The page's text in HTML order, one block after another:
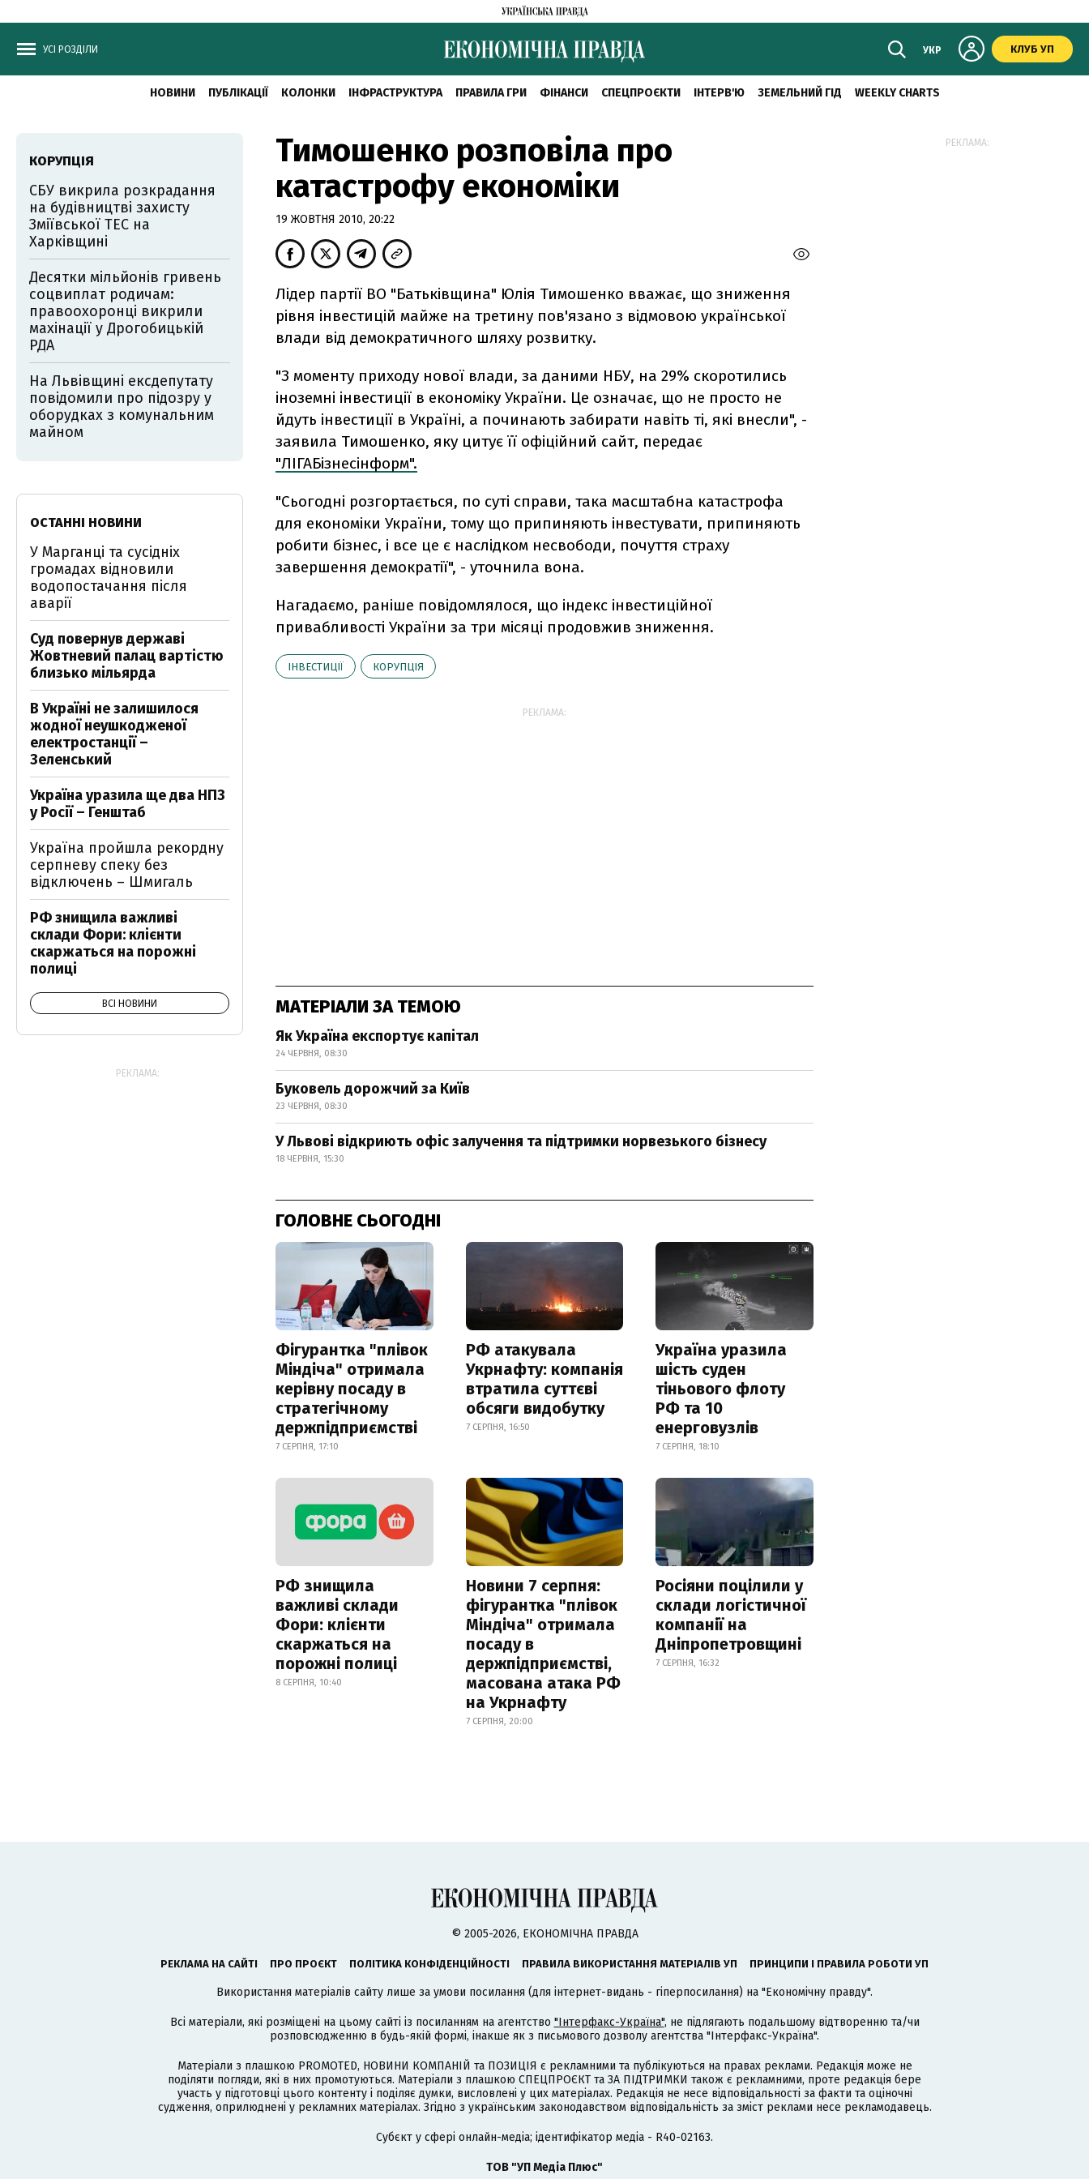
УСІ РОЗДІЛИ УКР КЛУБ УП
НОВИНИ ПУБЛІКАЦІЇ КОЛОНКИ ІНФРАСТРУКТУРА ПРАВИЛА ГРИ ФІНАНСИ СПЕЦПРОЄКТИ ІНТЕРВ'Ю ЗЕМЕЛЬНИЙ ГІД WEEKLY CHARTS
Тимошенко розповіла про
катастрофу економіки
19 ЖОВТНЯ 2010, 20:22
Лідер партії ВО "Батьківщина" Юлія Тимошенко вважає, що зниження
рівня інвестицій майже на третину пов'язано з відмовою української
влади від демократичного шляху розвитку.
"З моменту приходу нової влади, за даними НБУ, на 29% скоротились
іноземні інвестиції в економіку України. Це означає, що не просто не
йдуть інвестиції в Україні, а починають забирати навіть ті, які внесли", -
заявила Тимошенко, яку цитує її офіційний сайт, передає
"ЛІГАБізнесінформ".
"Сьогодні розгортається, по суті справи, така масштабна катастрофа
для економіки України, тому що припиняють інвестувати, припиняють
робити бізнес, і все це є наслідком несвободи, почуття страху
завершення демократії", - уточнила вона.
Нагадаємо, раніше повідомлялося, що індекс інвестиційної
привабливості України за три місяці продовжив зниження.
ІНВЕСТИЦІЇ КОРУПЦІЯ
РЕКЛАМА:
МАТЕРІАЛИ ЗА ТЕМОЮ
Як Україна експортує капітал
24 ЧЕРВНЯ, 08:30
Буковель дорожчий за Київ
23 ЧЕРВНЯ, 08:30
У Львові відкриють офіс залучення та підтримки норвезького бізнесу
18 ЧЕРВНЯ, 15:30
ГОЛОВНЕ СЬОГОДНІ
Фігурантка "плівок
Міндіча" отримала
керівну посаду в
стратегічному
держпідприємстві
7 СЕРПНЯ, 17:10
РФ атакувала
Укрнафту: компанія
втратила суттєві
обсяги видобутку
7 СЕРПНЯ, 16:50
Україна уразила
шість суден
тіньового флоту
РФ та 10
енерговузлів
7 СЕРПНЯ, 18:10
РФ знищила
важливі склади
Фори: клієнти
скаржаться на
порожні полиці
8 СЕРПНЯ, 10:40
Новини 7 серпня:
фігурантка "плівок
Міндіча" отримала
посаду в
держпідприємстві,
масована атака РФ
на Укрнафту
7 СЕРПНЯ, 20:00
Росіяни поцілили у
склади логістичної
компанії на
Дніпропетровщині
7 СЕРПНЯ, 16:32
КОРУПЦІЯ
СБУ викрила розкрадання
на будівництві захисту
Зміївської ТЕС на
Харківщині
Десятки мільйонів гривень
соцвиплат родичам:
правоохоронці викрили
махінації у Дрогобицькій
РДА
На Львівщині ексдепутату
повідомили про підозру у
оборудках з комунальним
майном
ОСТАННІ НОВИНИ
У Марганці та сусідніх
громадах відновили
водопостачання після
аварії
Суд повернув державі
Жовтневий палац вартістю
близько мільярда
В Україні не залишилося
жодної неушкодженої
електростанції –
Зеленський
Україна уразила ще два НПЗ
у Росії – Генштаб
Україна пройшла рекордну
серпневу спеку без
відключень – Шмигаль
РФ знищила важливі
склади Фори: клієнти
скаржаться на порожні
полиці
ВСІ НОВИНИ
РЕКЛАМА:
РЕКЛАМА:
© 2005-2026, ЕКОНОМІЧНА ПРАВДА
РЕКЛАМА НА САЙТІ ПРО ПРОЄКТ ПОЛІТИКА КОНФІДЕНЦІЙНОСТІ ПРАВИЛА ВИКОРИСТАННЯ МАТЕРІАЛІВ УП ПРИНЦИПИ І ПРАВИЛА РОБОТИ УП
Використання матеріалів сайту лише за умови посилання (для інтернет-видань - гіперпосилання) на "Економічну правду".
Всі матеріали, які розміщені на цьому сайті із посиланням на агентство "Інтерфакс-Україна", не підлягають подальшому відтворенню та/чи
розповсюдженню в будь-якій формі, інакше як з письмового дозволу агентства "Інтерфакс-Україна".
Матеріали з плашкою PROMOTED, НОВИНИ КОМПАНІЙ та ПОЗИЦІЯ є рекламними та публікуються на правах реклами. Редакція може не
поділяти погляди, які в них промотуються. Матеріали з плашкою СПЕЦПРОЄКТ та ЗА ПІДТРИМКИ також є рекламними, проте редакція бере
участь у підготовці цього контенту і поділяє думки, висловлені у цих матеріалах. Редакція не несе відповідальності за факти та оціночні
судження, оприлюднені у рекламних матеріалах. Згідно з українським законодавством відповідальність за зміст реклами несе рекламодавець.
Cубєкт у сфері онлайн-медіа; ідентифікатор медіа - R40-02163.
ТОВ "УП Медіа Плюс"